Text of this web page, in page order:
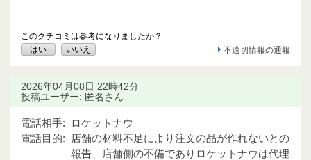
このクチコミは参考になりましたか？
はい
いいえ 不適切情報の通報
2026年04月08日 22時42分
投稿ユーザー: 匿名さん
電話相手:
ロケットナウ
電話目的:
店舗の材料不足により注文の品が作れないとの
報告、店舗側の不備でありロケットナウは代理